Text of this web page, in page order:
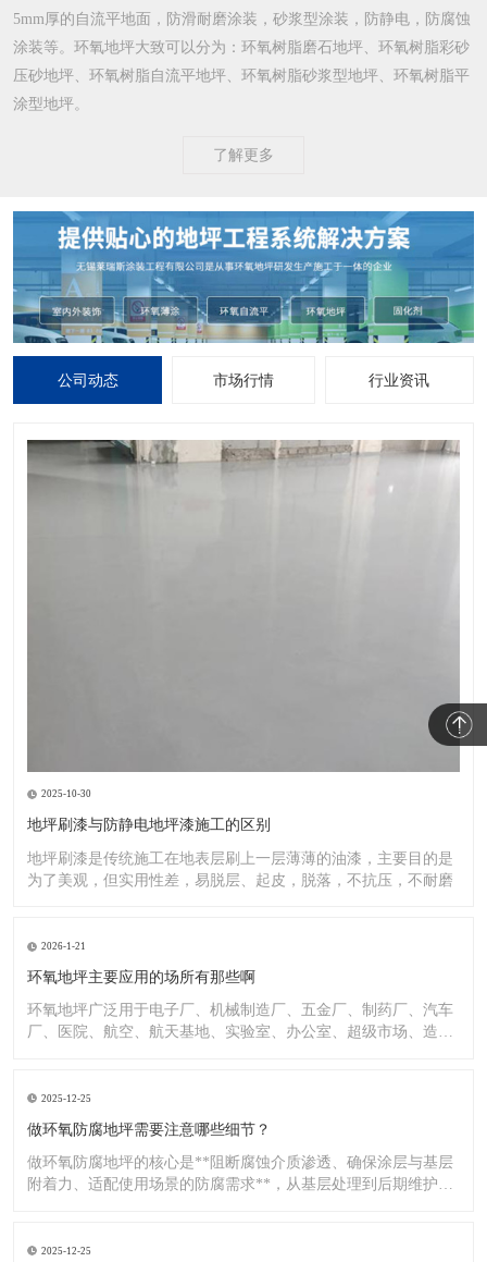
5mm厚的自流平地面，防滑耐磨涂装，砂浆型涂装，防静电，防腐蚀
涂装等。环氧地坪大致可以分为：环氧树脂磨石地坪、环氧树脂彩砂
压砂地坪、环氧树脂自流平地坪、环氧树脂砂浆型地坪、环氧树脂平
涂型地坪。
了解更多
公司动态 市场行情 行业资讯
2025-10-30
地坪刷漆与防静电地坪漆施工的区别
地坪刷漆是传统施工在地表层刷上一层薄薄的油漆，主要目的是
为了美观，但实用性差，易脱层、起皮，脱落，不抗压，不耐磨
2026-1-21
环氧地坪主要应用的场所有那些啊
环氧地坪广泛用于电子厂、机械制造厂、五金厂、制药厂、汽车
厂、医院、航空、航天基地、实验室、办公室、超级市场、造纸
2025-12-25
做环氧防腐地坪需要注意哪些细节？
做环氧防腐地坪的核心是**阻断腐蚀介质渗透、确保涂层与基层
附着力、适配使用场景的防腐需求**，从基层处理到后期维护，
2025-12-25